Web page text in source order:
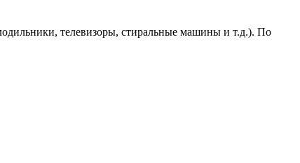
телевизоры, стиральные машины и т.д.). По